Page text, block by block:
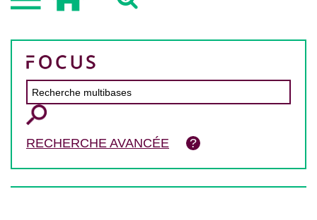
RECHERCHE AVANCÉE